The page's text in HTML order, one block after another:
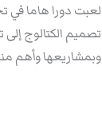
لعبت دورا هاما في
تصميم الكتالوج
وبمشاريعها وأهم